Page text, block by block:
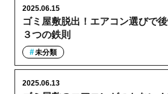
ゴミ屋敷脱出！エアコン選びで
３つの鉄則
2025.06.15
未分類
2025.06.13